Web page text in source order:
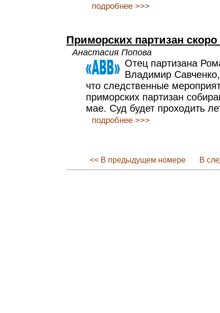
подробнее >>>
Приморских партизан скоро
Анастасия Попова
Отец партизана
Владимир
что следственные
приморских партизан
мае. Суд будет проходить
подробнее >>>
<< В предыдущем номере В